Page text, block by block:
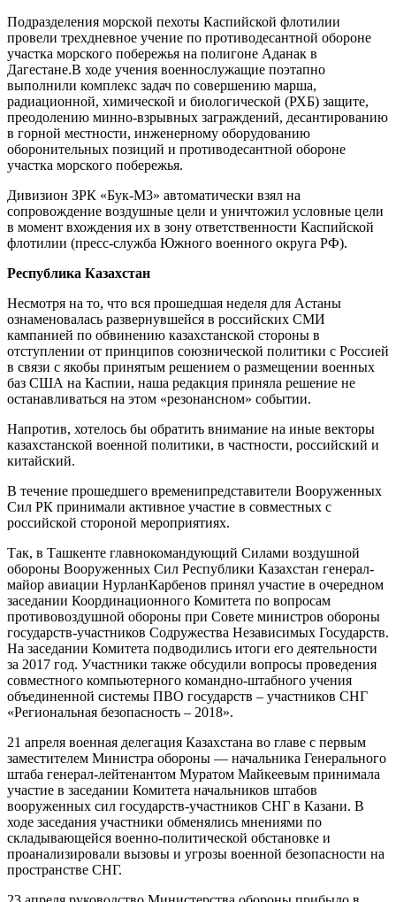
Подразделения морской пехоты Каспийской флотилии
провели трехдневное учение по противодесантной обороне
участка морского побережья на полигоне Аданак в
Дагестане.В ходе учения военнослужащие поэтапно
выполнили комплекс задач по совершению марша,
радиационной, химической и биологической (РХБ) защите,
преодолению минно-взрывных заграждений, десантированию
в горной местности, инженерному оборудованию
оборонительных позиций и противодесантной обороне
участка морского побережья.
Дивизион ЗРК «Бук-М3» автоматически взял на
сопровождение воздушные цели и уничтожил условные цели
в момент вхождения их в зону ответственности Каспийской
флотилии (пресс-служба Южного военного округа РФ).
Республика Казахстан
Несмотря на то, что вся прошедшая неделя для Астаны
ознаменовалась развернувшейся в российских СМИ
кампанией по обвинению казахстанской стороны в
отступлении от принципов союзнической политики с Россией
в связи с якобы принятым решением о размещении военных
баз США на Каспии, наша редакция приняла решение не
останавливаться на этом «резонансном» событии.
Напротив, хотелось бы обратить внимание на иные векторы
казахстанской военной политики, в частности, российский и
китайский.
В течение прошедшего временипредставители Вооруженных
Сил РК принимали активное участие в совместных с
российской стороной мероприятиях.
Так, в Ташкенте главнокомандующий Силами воздушной
обороны Вооруженных Сил Республики Казахстан генерал-
майор авиации НурланКарбенов принял участие в очередном
заседании Координационного Комитета по вопросам
противовоздушной обороны при Совете министров обороны
государств-участников Содружества Независимых Государств.
На заседании Комитета подводились итоги его деятельности
за 2017 год. Участники также обсудили вопросы проведения
совместного компьютерного командно-штабного учения
объединенной системы ПВО государств – участников СНГ
«Региональная безопасность – 2018».
21 апреля военная делегация Казахстана во главе с первым
заместителем Министра обороны — начальника Генерального
штаба генерал-лейтенантом Муратом Майкеевым принимала
участие в заседании Комитета начальников штабов
вооруженных сил государств-участников СНГ в Казани. В
ходе заседания участники обменялись мнениями по
складывающейся военно-политической обстановке и
проанализировали вызовы и угрозы военной безопасности на
пространстве СНГ.